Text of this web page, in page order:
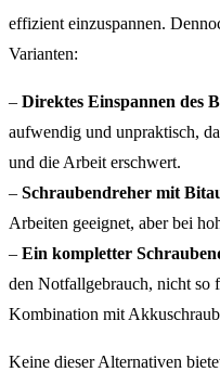
effizient einzuspannen.
Varianten:
– Direktes Einspannen des
aufwendig und unpraktisch,
und die Arbeit erschwert.
– Schraubendreher mit
Arbeiten geeignet, aber bei
– Ein kompletter
den Notfallgebrauch, nicht so
Kombination mit
Keine dieser Alternativen